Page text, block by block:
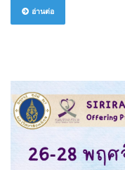
อ่านต่อ